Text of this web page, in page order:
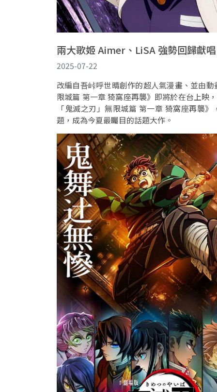
兩大歌姬 Aimer、LiSA 強勢回歸獻
2025-07-22
改編自吾峠呼世晴創作的超人氣漫畫、並由
限城篇 第一章 猗窩座再襲》即將於在台上映
「鬼滅之刃」無限城篇 第一章 猗窩座再襲
題，成為今夏最矚目的話題大作。